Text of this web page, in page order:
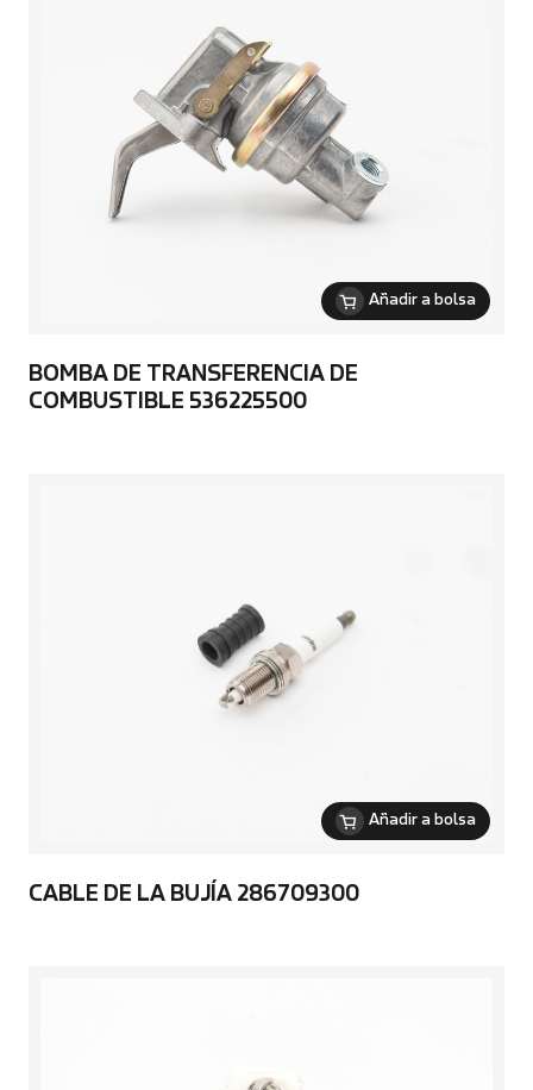
Añadir a bolsa
BOMBA DE TRANSFERENCIA DE
COMBUSTIBLE 536225500
Añadir a bolsa
CABLE DE LA BUJÍA 286709300